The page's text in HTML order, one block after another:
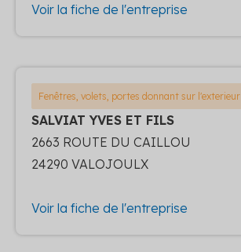
Voir la fiche de l'entreprise
Fenêtres, volets, portes donnant sur l'exterieur
SALVIAT YVES ET FILS
2663 ROUTE DU CAILLOU
24290 VALOJOULX
Voir la fiche de l'entreprise